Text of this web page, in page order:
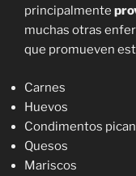
principalmente
muchas otras
que promueven
Carnes
Huevos
Condimentos
Quesos
Mariscos